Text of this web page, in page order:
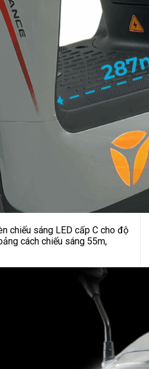
chiếu sáng LED cấp C cho độ
cách chiếu sáng 55m,